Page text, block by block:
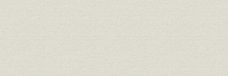
社訓 三井家憲第二草案 明治二四
経営;社訓 ロイスレル氏意見書
明治二四
年七月廿日
経営;規則 三井家仮評議会規則 明治二四